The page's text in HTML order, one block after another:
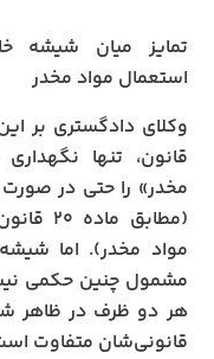
تمایز میان شیشه
استعمال مواد مخدر
وکلای دادگستری بر
قانون، تنها
مخدر» را حتی در
(مطابق
مواد مخدر). اما
مشمول چنین حکمی
هر دو ظرف در ظاهر
قانونی‌شان متفاوت